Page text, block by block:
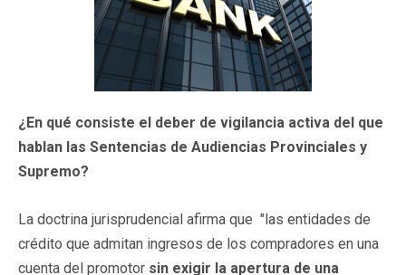
¿En qué consiste el deber de vigilancia activa del que
hablan las Sentencias de Audiencias Provinciales y
Supremo?
La doctrina jurisprudencial afirma que "las entidades de
crédito que admitan ingresos de los compradores en una
cuenta del promotor sin exigir la apertura de una